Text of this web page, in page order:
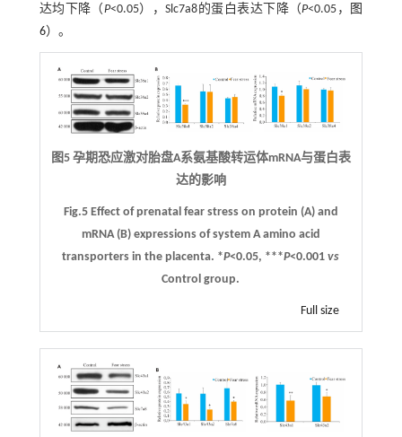
达均下降（ P<0.05），Slc7a8的蛋白表达下降（P<0.05，
图
6）。
图5 孕期恐应激对胎盘A系氨基酸转运体mRNA与蛋白表
达的影响
Fig.5 Effect of prenatal fear stress on protein (A) and
mRNA (B) expressions of system A amino acid
transporters in the placenta. *P<0.05, ***P<0.001vs
Control group.
Full size